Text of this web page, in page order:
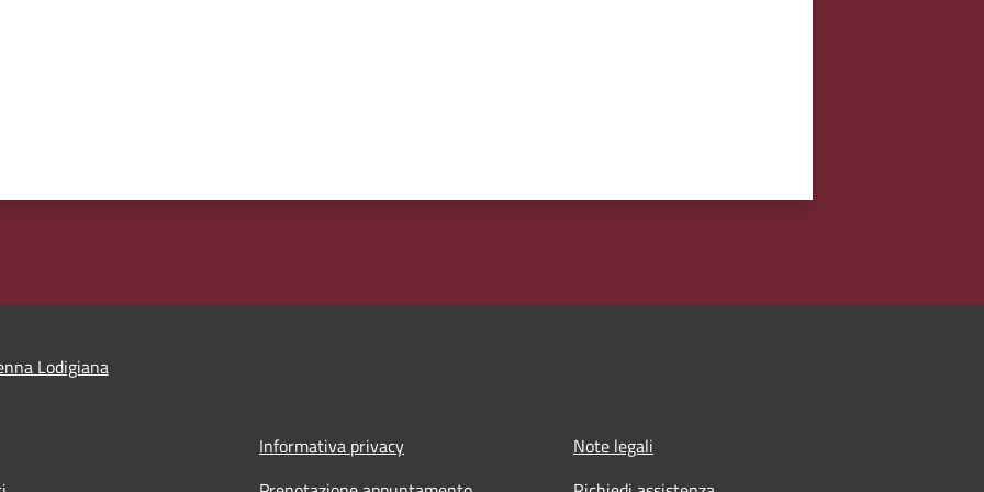
Lodigiana
Informativa privacy
Note legali